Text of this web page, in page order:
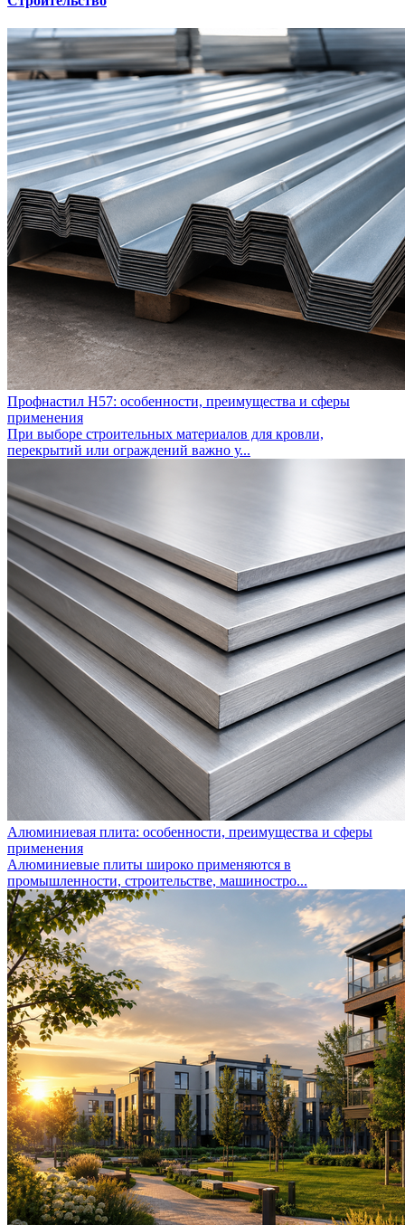
Профнастил Н57: особенности, преимущества и сферы
применения
При выборе строительных материалов для кровли,
перекрытий или ограждений важно у...
Алюминиевая плита: особенности, преимущества и сферы
применения
Алюминиевые плиты широко применяются в
промышленности, строительстве, машиностро...